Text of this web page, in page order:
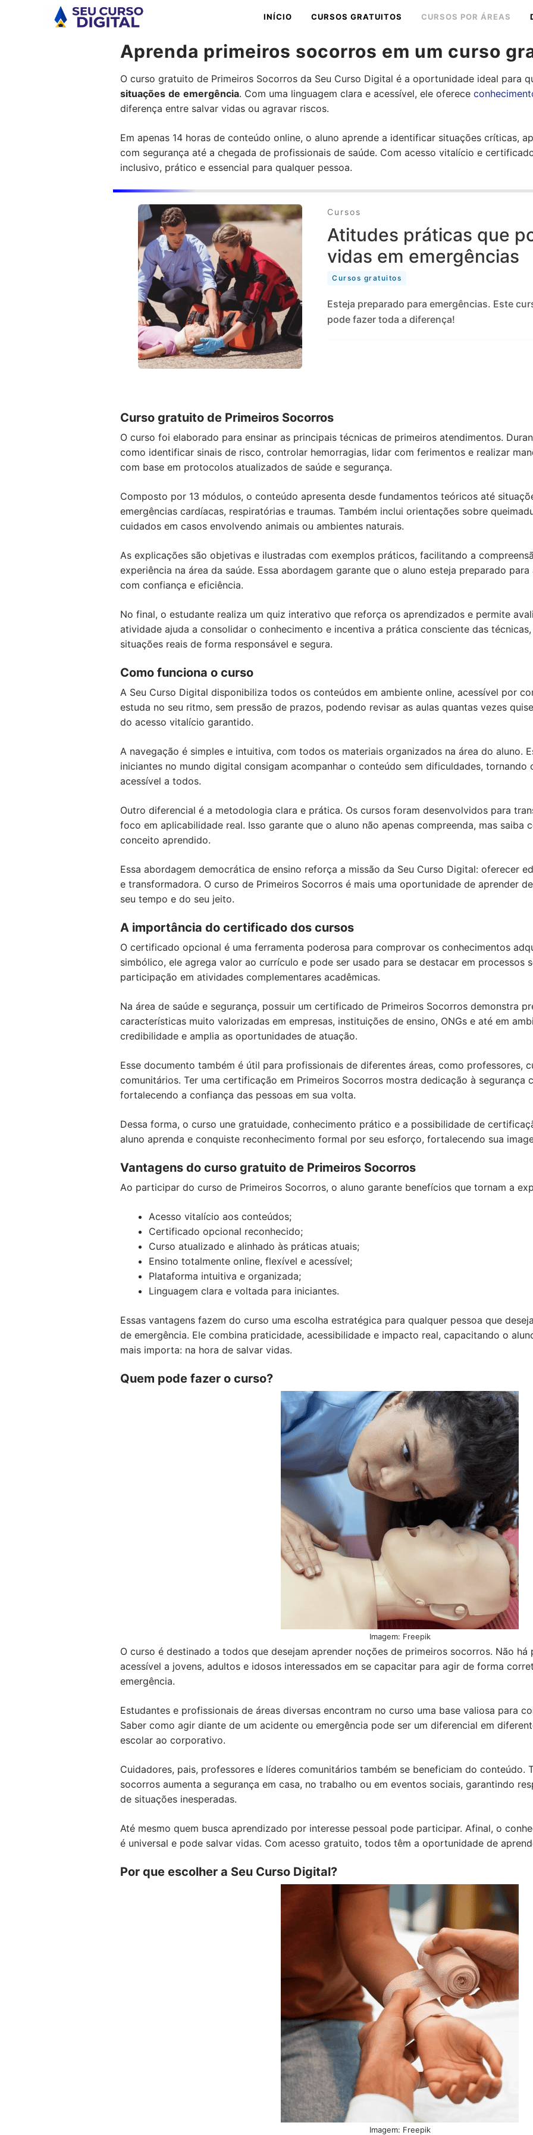
INÍCIO CURSOS GRATUITOS CURSOS POR ÁREAS
Aprenda primeiros socorros em um curso
O curso gratuito de Primeiros Socorros da Seu Curso Digital é a oportunidade ideal para
situações de emergência. Com uma linguagem clara e acessível, ele oferece
diferença entre salvar vidas ou agravar riscos.
Em apenas 14 horas de conteúdo online, o aluno aprende a identificar situações críticas,
com segurança até a chegada de profissionais de saúde. Com acesso vitalício e
inclusivo, prático e essencial para qualquer pessoa.
Cursos
Atitudes práticas que
vidas em emergências
Cursos gratuitos
Esteja preparado para emergências. Este
pode fazer toda a diferença!
Curso gratuito de Primeiros Socorros
O curso foi elaborado para ensinar as principais técnicas de primeiros atendimentos.
como identificar sinais de risco, controlar hemorragias, lidar com ferimentos e realizar
com base em protocolos atualizados de saúde e segurança.
Composto por 13 módulos, o conteúdo apresenta desde fundamentos teóricos até
emergências cardíacas, respiratórias e traumas. Também inclui orientações sobre
cuidados em casos envolvendo animais ou ambientes naturais.
As explicações são objetivas e ilustradas com exemplos práticos, facilitando a
experiência na área da saúde. Essa abordagem garante que o aluno esteja preparado
com confiança e eficiência.
No final, o estudante realiza um quiz interativo que reforça os aprendizados e permite
atividade ajuda a consolidar o conhecimento e incentiva a prática consciente das
situações reais de forma responsável e segura.
Como funciona o curso
A Seu Curso Digital disponibiliza todos os conteúdos em ambiente online, acessível por
estuda no seu ritmo, sem pressão de prazos, podendo revisar as aulas quantas vezes
do acesso vitalício garantido.
A navegação é simples e intuitiva, com todos os materiais organizados na área do aluno.
iniciantes no mundo digital consigam acompanhar o conteúdo sem dificuldades, tornando
acessível a todos.
Outro diferencial é a metodologia clara e prática. Os cursos foram desenvolvidos para
foco em aplicabilidade real. Isso garante que o aluno não apenas compreenda, mas saiba
conceito aprendido.
Essa abordagem democrática de ensino reforça a missão da Seu Curso Digital: oferecer
e transformadora. O curso de Primeiros Socorros é mais uma oportunidade de aprender
seu tempo e do seu jeito.
A importância do certificado dos cursos
O certificado opcional é uma ferramenta poderosa para comprovar os conhecimentos
simbólico, ele agrega valor ao currículo e pode ser usado para se destacar em processos
participação em atividades complementares acadêmicas.
Na área de saúde e segurança, possuir um certificado de Primeiros Socorros demonstra
características muito valorizadas em empresas, instituições de ensino, ONGs e até em
credibilidade e amplia as oportunidades de atuação.
Esse documento também é útil para profissionais de diferentes áreas, como professores,
comunitários. Ter uma certificação em Primeiros Socorros mostra dedicação à segurança
fortalecendo a confiança das pessoas em sua volta.
Dessa forma, o curso une gratuidade, conhecimento prático e a possibilidade de
aluno aprenda e conquiste reconhecimento formal por seu esforço, fortalecendo sua
Vantagens do curso gratuito de Primeiros Socorros
Ao participar do curso de Primeiros Socorros, o aluno garante benefícios que tornam a
Acesso vitalício aos conteúdos;
Certificado opcional reconhecido;
Curso atualizado e alinhado às práticas atuais;
Ensino totalmente online, flexível e acessível;
Plataforma intuitiva e organizada;
Linguagem clara e voltada para iniciantes.
Essas vantagens fazem do curso uma escolha estratégica para qualquer pessoa que
de emergência. Ele combina praticidade, acessibilidade e impacto real, capacitando o
mais importa: na hora de salvar vidas.
Quem pode fazer o curso?
Imagem: Freepik
O curso é destinado a todos que desejam aprender noções de primeiros socorros. Não
acessível a jovens, adultos e idosos interessados em se capacitar para agir de forma
emergência.
Estudantes e profissionais de áreas diversas encontram no curso uma base valiosa para
Saber como agir diante de um acidente ou emergência pode ser um diferencial em
escolar ao corporativo.
Cuidadores, pais, professores e líderes comunitários também se beneficiam do conteúdo.
socorros aumenta a segurança em casa, no trabalho ou em eventos sociais, garantindo
de situações inesperadas.
Até mesmo quem busca aprendizado por interesse pessoal pode participar. Afinal, o
é universal e pode salvar vidas. Com acesso gratuito, todos têm a oportunidade de
Por que escolher a Seu Curso Digital?
Imagem: Freepik